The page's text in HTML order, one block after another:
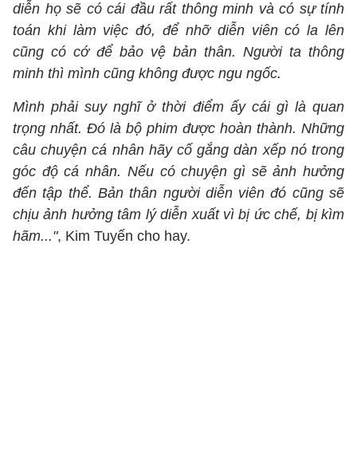
diễn họ sẽ có cái đầu rất thông minh và có sự tính
toán khi làm việc đó, để nhỡ diễn viên có la lên
cũng có cớ để bảo vệ bản thân. Người ta thông
minh thì mình cũng không được ngu ngốc.
Mình phải suy nghĩ ở thời điểm ấy cái gì là quan
trọng nhất. Đó là bộ phim được hoàn thành. Những
câu chuyện cá nhân hãy cố gắng dàn xếp nó trong
góc độ cá nhân. Nếu có chuyện gì sẽ ảnh hưởng
đến tập thể. Bản thân người diễn viên đó cũng sẽ
chịu ảnh hưởng tâm lý diễn xuất vì bị ức chế, bị kìm
hãm...", Kim Tuyến cho hay.